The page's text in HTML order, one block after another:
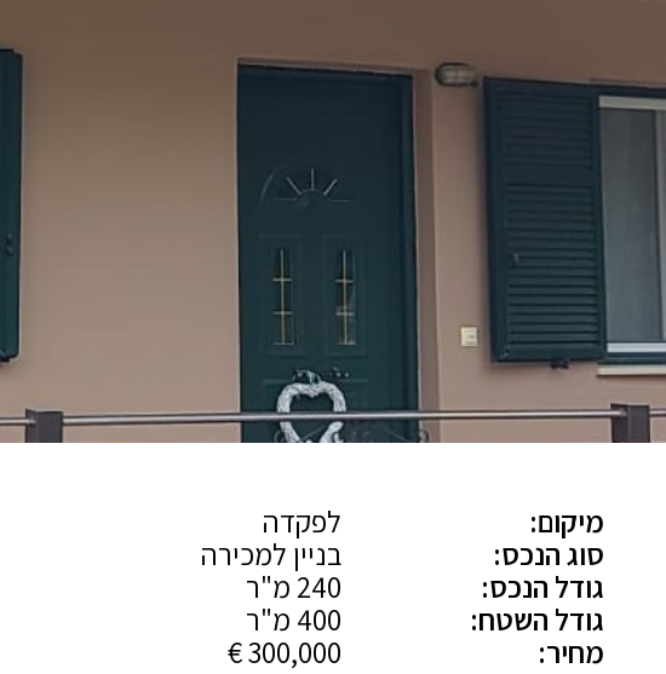
מיקום:
לפקדה
סוג הנכס:
בניין למכירה
גודל הנכס:
גודל השטח:
מחיר: